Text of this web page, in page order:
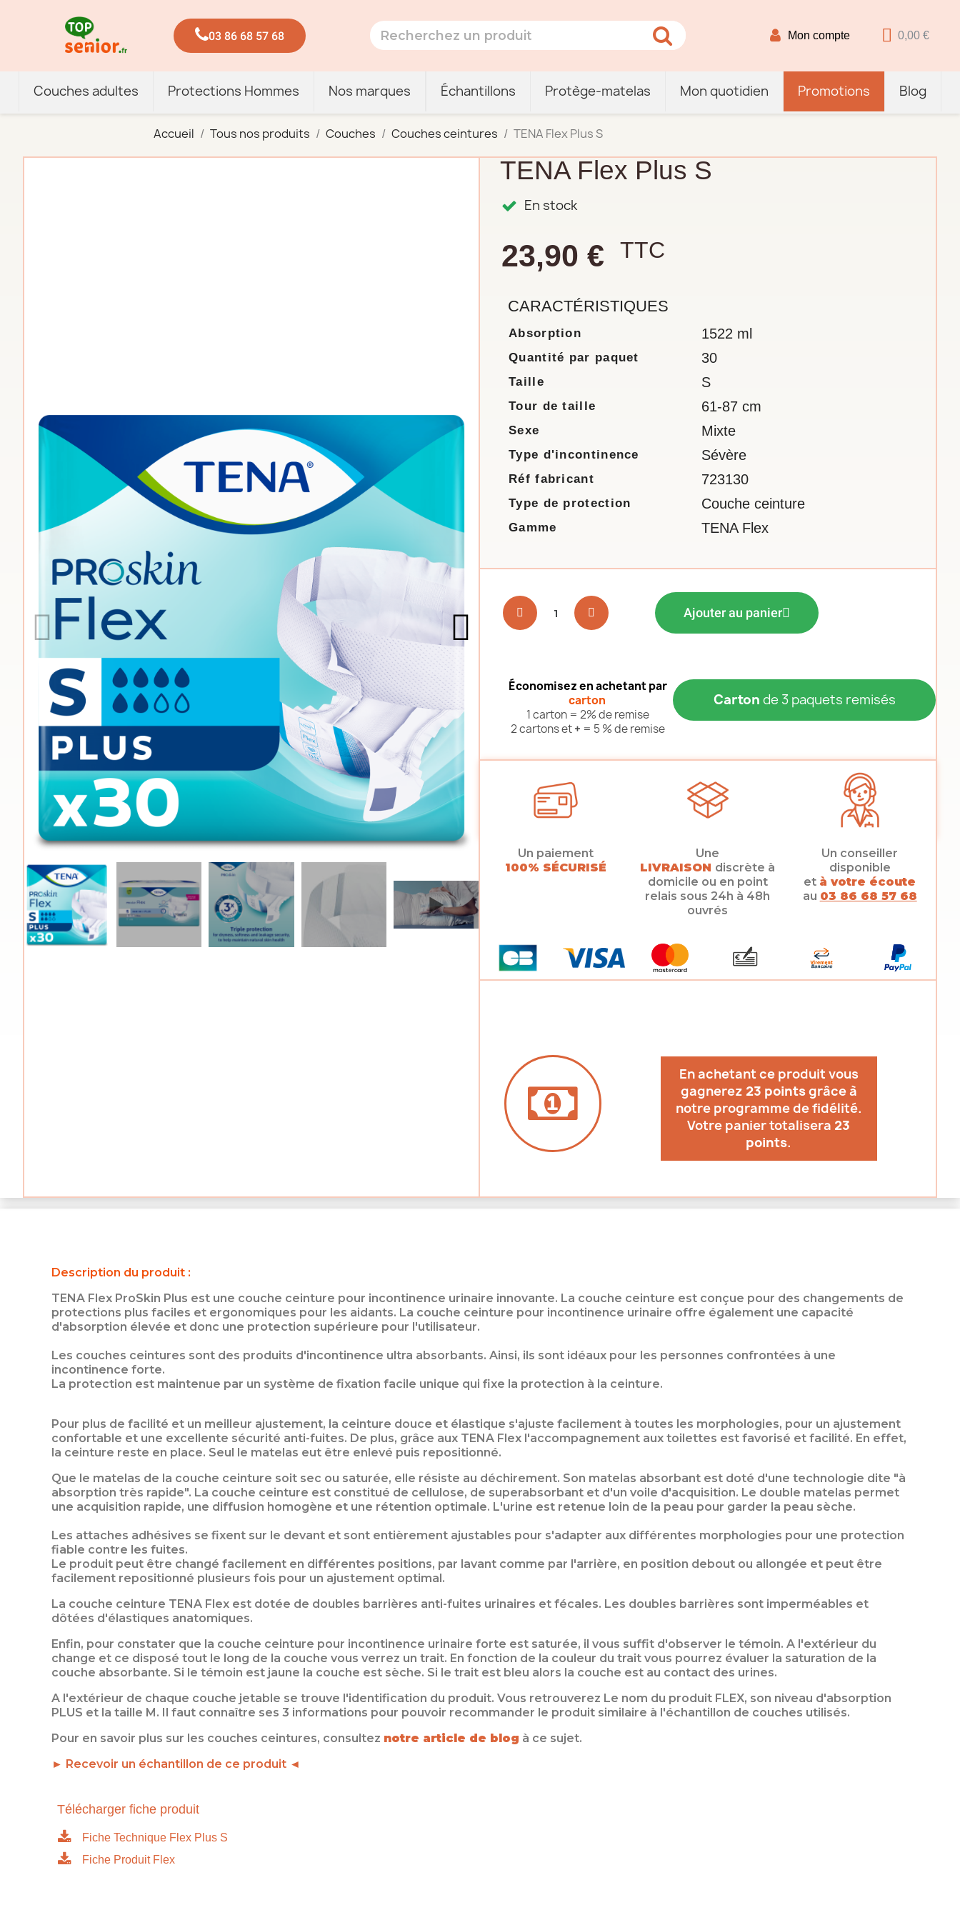
03 86 68 57 68 Mon compte 0,00 €
Couches adultes Protections Hommes Nos marques Échantillons Protège-matelas Mon quotidien Promotions Blog
Accueil Tous nos produits Couches Couches ceintures TENA Flex Plus S
TENA Flex Plus S
En stock
23,90 € TTC
CARACTÉRISTIQUES
Absorption 1522 ml
Quantité par paquet 30
Taille S
Tour de taille 61-87 cm
Sexe Mixte
Type d'incontinence Sévère
Réf fabricant 723130
Type de protection Couche ceinture
Gamme TENA Flex
Ajouter au panier
Économisez en achetant par
carton
1 carton = 2% de remise
2 cartons et+ = 5 % de remise
Carton de 3 paquets remisés
Un paiement
100% SÉCURISÉ
Une
LIVRAISON discrète à
domicile ou en point
relais sous 24h à 48h
ouvrés
Un conseiller
disponible
et à votre écoute
au 03 86 68 57 68
En achetant ce produit vous
gagnerez 23 pointsgrâce à
notre programme de fidélité.
Votre panier totalisera 23
points.
Description du produit :
TENA Flex ProSkin Plus est une couche ceinture pour incontinence urinaire innovante. La couche ceinture est conçue pour des changements de
protections plus faciles et ergonomiques pour les aidants. La couche ceinture pour incontinence urinaire offre également une capacité
d'absorption élevée et donc une protection supérieure pour l'utilisateur.
Les couches ceintures sont des produits d'incontinence ultra absorbants. Ainsi, ils sont idéaux pour les personnes confrontées à une
incontinence forte.
La protection est maintenue par un système de fixation facile unique qui fixe la protection à la ceinture.
Pour plus de facilité et un meilleur ajustement, la ceinture douce et élastique s'ajuste facilement à toutes les morphologies, pour un ajustement
confortable et une excellente sécurité anti-fuites. De plus, grâce aux TENA Flex l'accompagnement aux toilettes est favorisé et facilité. En effet,
la ceinture reste en place. Seul le matelas eut être enlevé puis repositionné.
Que le matelas de la couche ceinture soit sec ou saturée, elle résiste au déchirement. Son matelas absorbant est doté d'une technologie dite "à
absorption très rapide". La couche ceinture est constitué de cellulose, de superabsorbant et d'un voile d'acquisition. Le double matelas permet
une acquisition rapide, une diffusion homogène et une rétention optimale. L'urine est retenue loin de la peau pour garder la peau sèche.
Les attaches adhésives se fixent sur le devant et sont entièrement ajustables pour s'adapter aux différentes morphologies pour une protection
fiable contre les fuites.
Le produit peut être changé facilement en différentes positions, par lavant comme par l'arrière, en position debout ou allongée et peut être
facilement repositionné plusieurs fois pour un ajustement optimal.
La couche ceinture TENA Flex est dotée de doubles barrières anti-fuites urinaires et fécales. Les doubles barrières sont imperméables et
dôtées d'élastiques anatomiques.
Enfin, pour constater que la couche ceinture pour incontinence urinaire forte est saturée, il vous suffit d'observer le témoin. A l'extérieur du
change et ce disposé tout le long de la couche vous verrez un trait. En fonction de la couleur du trait vous pourrez évaluer la saturation de la
couche absorbante. Si le témoin est jaune la couche est sèche. Si le trait est bleu alors la couche est au contact des urines.
A l'extérieur de chaque couche jetable se trouve l'identification du produit. Vous retrouverez Le nom du produit FLEX, son niveau d'absorption
PLUS et la taille M. Il faut connaître ses 3 informations pour pouvoir recommander le produit similaire à l'échantillon de couches utilisés.
Pour en savoir plus sur les couches ceintures, consultez notre article de blog à ce sujet.
► Recevoir un échantillon de ce produit ◄
Télécharger fiche produit
Fiche Technique Flex Plus S
Fiche Produit Flex